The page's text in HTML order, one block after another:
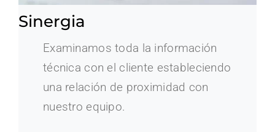
Sinergia
Examinamos toda la información
técnica con el cliente estableciendo
una relación de proximidad con
nuestro equipo.